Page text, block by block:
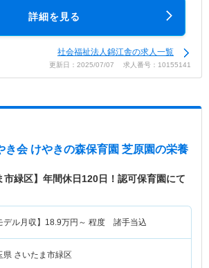
詳細を見る
社会福祉法人錦江舎の求人一覧
更新日：2025/07/07 求人番号：10155141
き会 けやきの森保育園 芝原園の栄養
市緑区】年間休日120日！認可保育園にて
デル月収】 18.9万円～ 程度 諸手当込
県 さいたま市緑区